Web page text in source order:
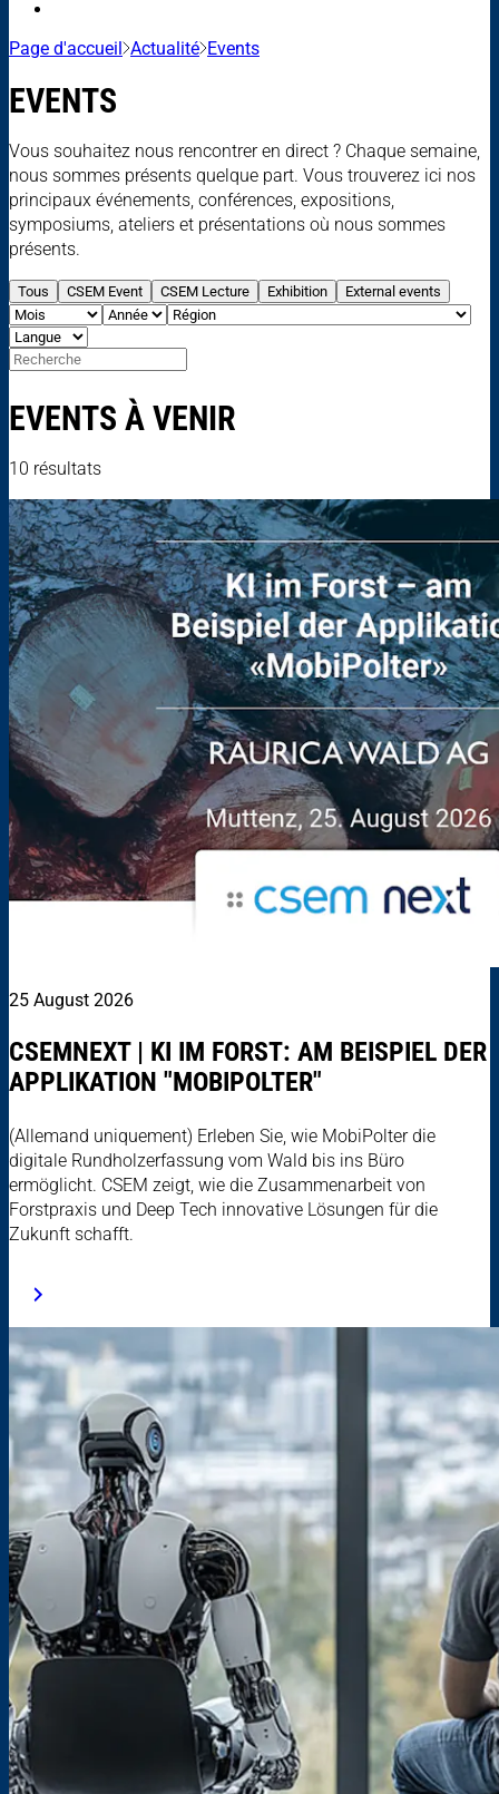
Page d'accueil Actualité Events
EVENTS
Vous souhaitez nous rencontrer en direct ? Chaque semaine,
nous sommes présents quelque part. Vous trouverez ici nos
principaux événements, conférences, expositions,
symposiums, ateliers et présentations où nous sommes
présents.
Tous CSEM Event CSEM Lecture Exhibition External events
EVENTS À VENIR
10 résultats
25 August 2026
CSEMNEXT | KI IM FORST: AM BEISPIEL DER
APPLIKATION "MOBIPOLTER"
(Allemand uniquement) Erleben Sie, wie MobiPolter die
digitale Rundholzerfassung vom Wald bis ins Büro
ermöglicht. CSEM zeigt, wie die Zusammenarbeit von
Forstpraxis und Deep Tech innovative Lösungen für die
Zukunft schafft.